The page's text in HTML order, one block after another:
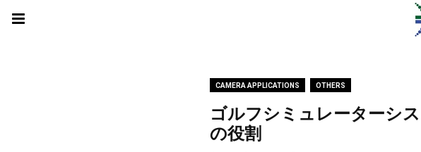
CAMERA APPLICATIONS OTHERS
ゴルフシミュレーターシ
の役割